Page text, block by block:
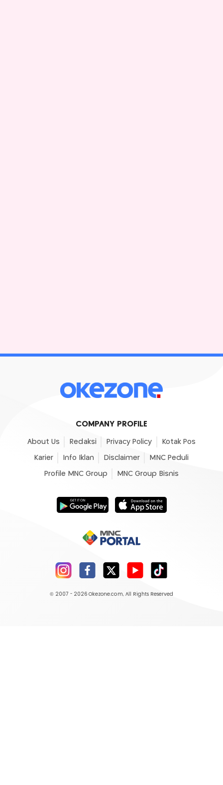
COMPANY PROFILE
About Us Redaksi Privacy Policy Kotak Pos
Karier Info Iklan Disclaimer MNC Peduli
Profile MNC Group MNC Group Bisnis
© 2007 - 2026 Okezone.com, All Rights Reserved